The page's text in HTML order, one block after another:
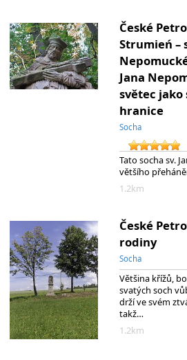
České
Strumień –
Jana
světec jako
hranice
Socha
Tato socha sv.
většího
1.2km
České
rodiny
Socha
Většina křížů,
svatých soch
drží ve svém
takž…
1.2km